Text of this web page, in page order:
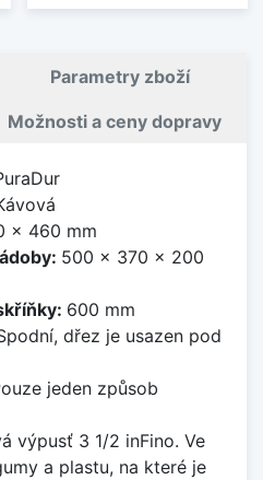
Parametry zboží
Možnosti a ceny dopravy
x 460 mm
500 x 370 x 200
600 mm
dřez je usazen pod
jeden způsob
výpusť 3 1/2 inFino. Ve
a plastu, na které je